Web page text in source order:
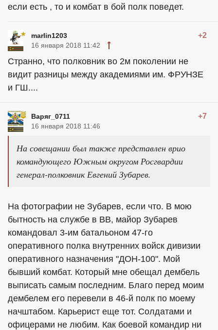
если есть , то и комбат в бой полк поведет.
marlin1203 +2
16 января 2018 11:42
Странно, что полковник во 2м поколении не
видит разницы между академиями им. ФРУНЗЕ
и ГШ....
Варяг_0711 +7
16 января 2018 11:46
На совещании был также представлен врио
командующего Южным округом Росгвардии
генерал-полковник Евгений Зубарев.
На фотографии не Зубарев, если что. В мою
бытность на службе в ВВ, майор Зубарев
командовал 3-им батальоном 47-го
оперативного полка внутренних войск дивизии
оперативного назначения "ДОН-100". Мой
бывший комбат. Который мне обещал дембель
выписать самым последним. Благо перед моим
дембелем его перевели в 46-й полк по моему
начштабом. Карьерист еще тот. Солдатами и
офицерами не любим. Как боевой командир ни